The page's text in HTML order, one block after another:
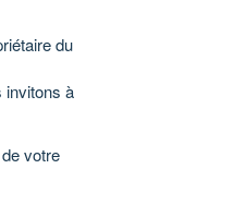
du
invitons à
votre